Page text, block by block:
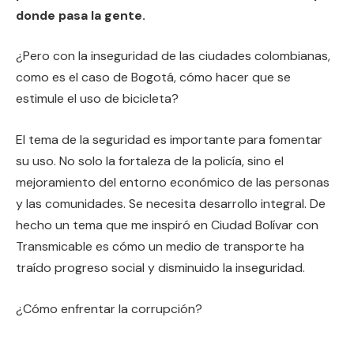
donde pasa la gente.
¿Pero con la inseguridad de las ciudades colombianas,
como es el caso de Bogotá, cómo hacer que se
estimule el uso de bicicleta?
El tema de la seguridad es importante para fomentar
su uso. No solo la fortaleza de la policía, sino el
mejoramiento del entorno económico de las personas
y las comunidades. Se necesita desarrollo integral. De
hecho un tema que me inspiró en Ciudad Bolívar con
Transmicable es cómo un medio de transporte ha
traído progreso social y disminuido la inseguridad.
¿Cómo enfrentar la corrupción?